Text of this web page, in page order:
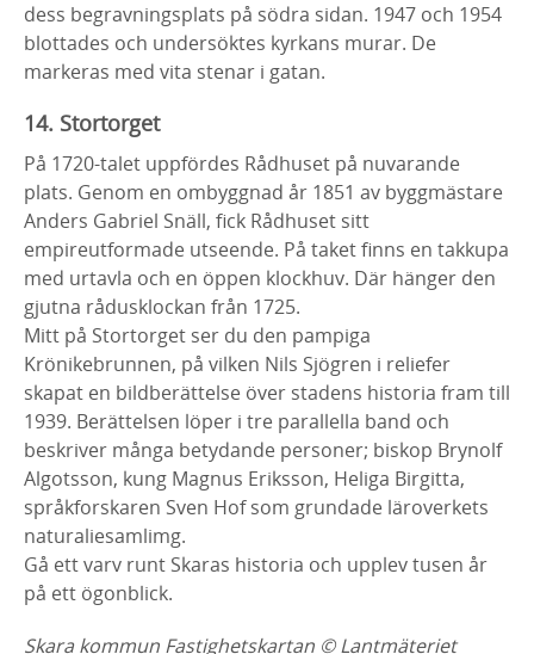
dess begravningsplats på södra sidan. 1947 och 1954
blottades och undersöktes kyrkans murar. De
markeras med vita stenar i gatan.
14. Stortorget
På 1720-talet uppfördes Rådhuset på nuvarande
plats. Genom en ombyggnad år 1851 av byggmästare
Anders Gabriel Snäll, fick Rådhuset sitt
empireutformade utseende. På taket finns en takkupa
med urtavla och en öppen klockhuv. Där hänger den
gjutna rådusklockan från 1725.
Mitt på Stortorget ser du den pampiga
Krönikebrunnen, på vilken Nils Sjögren i reliefer
skapat en bildberättelse över stadens historia fram till
1939. Berättelsen löper i tre parallella band och
beskriver många betydande personer; biskop Brynolf
Algotsson, kung Magnus Eriksson, Heliga Birgitta,
språkforskaren Sven Hof som grundade läroverkets
naturaliesamlimg.
Gå ett varv runt Skaras historia och upplev tusen år
på ett ögonblick.
Skara kommun Fastighetskartan © Lantmäteriet